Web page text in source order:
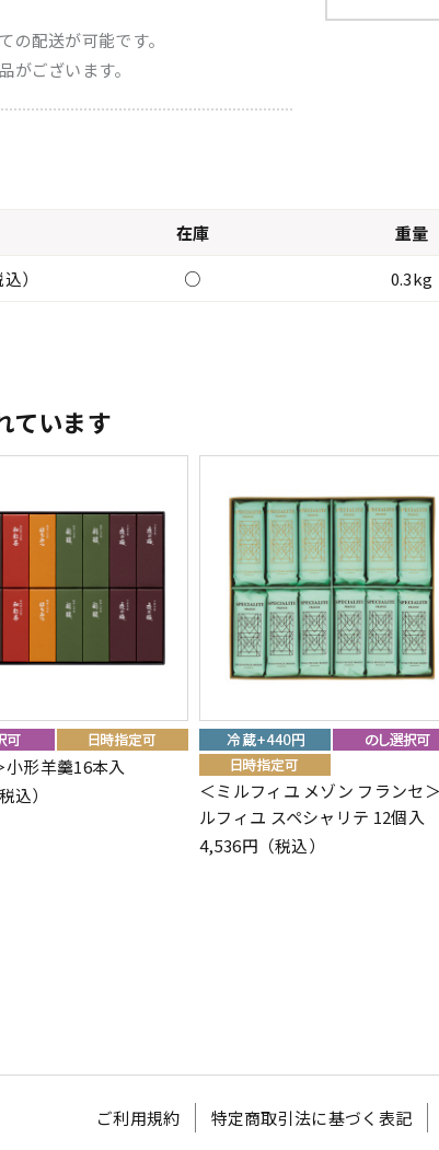
配送が可能です。
ございます。
在庫
重量
） ○ 0.3kg
ています
小形羊羹16本入
込）
＜ミルフィユ メゾン フランセ
ルフィユ スペシャリテ 12個入
4,536円（税込）
ご利用規約 特定商取引法に基づく表記